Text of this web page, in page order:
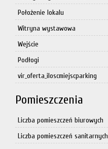
Położenie lokalu
Witryna wystawowa
Wejście
Podłogi
vir_oferta_iloscmiejscparking
Pomieszczenia
Liczba pomieszczeń biurowych
Liczba pomieszczeń sanitarnych